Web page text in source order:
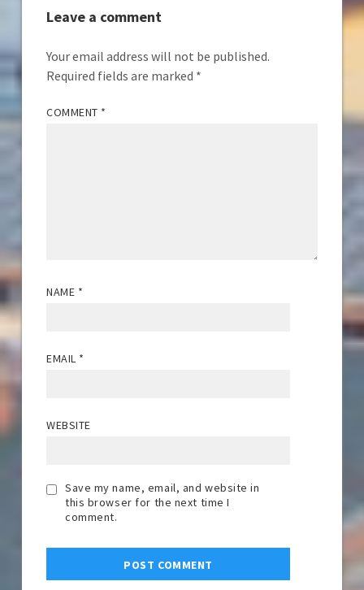
Leave a comment
Your email address will not be published.
Required fields are marked *
COMMENT *
NAME *
EMAIL *
WEBSITE
Save my name, email, and website in
this browser for the next time I
comment.